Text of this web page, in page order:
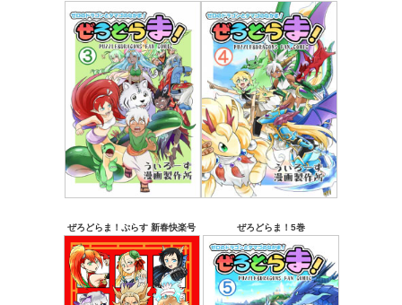
ぜろどらま！ぷらす 新春快楽号 ぜろどらま！5巻